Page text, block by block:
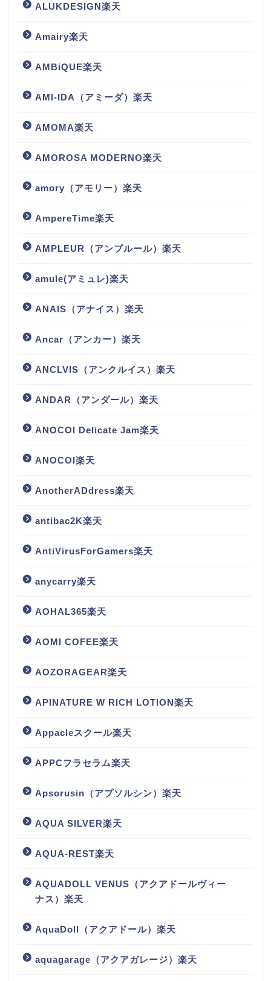
ALUKDESIGN楽天
Amairy楽天
AMBiQUE楽天
AMI-IDA（アミーダ）楽天
AMOMA楽天
AMOROSA MODERNO楽天
amory（アモリー）楽天
AmpereTime楽天
AMPLEUR（アンプルール）楽天
amule(アミュレ)楽天
ANAIS（アナイス）楽天
Ancar（アンカー）楽天
ANCLVIS（アンクルイス）楽天
ANDAR（アンダール）楽天
ANOCOI Delicate Jam楽天
ANOCOI楽天
AnotherADdress楽天
antibac2K楽天
AntiVirusForGamers楽天
anycarry楽天
AOHAL365楽天
AOMI COFEE楽天
AOZORAGEAR楽天
APINATURE W RICH LOTION楽天
Appacleスクール楽天
APPCフラセラム楽天
Apsorusin（アプソルシン）楽天
AQUA SILVER楽天
AQUA-REST楽天
AQUADOLL VENUS（アクアドールヴィー
ナス）楽天
AquaDoll（アクアドール）楽天
aquagarage（アクアガレージ）楽天